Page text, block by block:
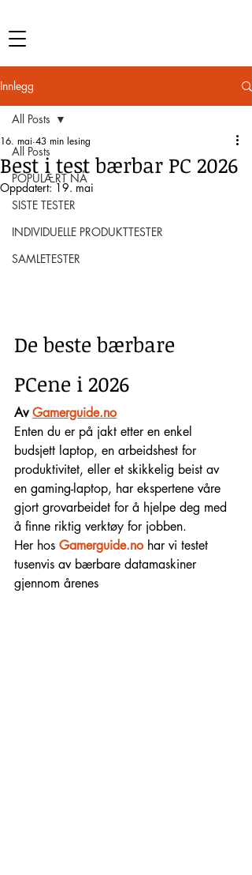
Innlegg
All Posts
POPULÆRT NÅ
SISTE TESTER
INDIVIDUELLE PRODUKTTESTER
SAMLETESTER
All Posts
Best i test bærbar PC 2026
16. mai 43 min lesing
Oppdatert:19. mai
De beste bærbare
PCene i 2026
Av Gamerguide.no
Enten du er på jakt etter en enkel
budsjett laptop, en arbeidshest for
produktivitet, eller et skikkelig beist av
en gaming-laptop, har ekspertene våre
gjort grovarbeidet for å hjelpe deg med
å finne riktig verktøy for jobben.
Her hos Gamerguide.no har vi testet
tusenvis av bærbare datamaskiner
gjennom årenes